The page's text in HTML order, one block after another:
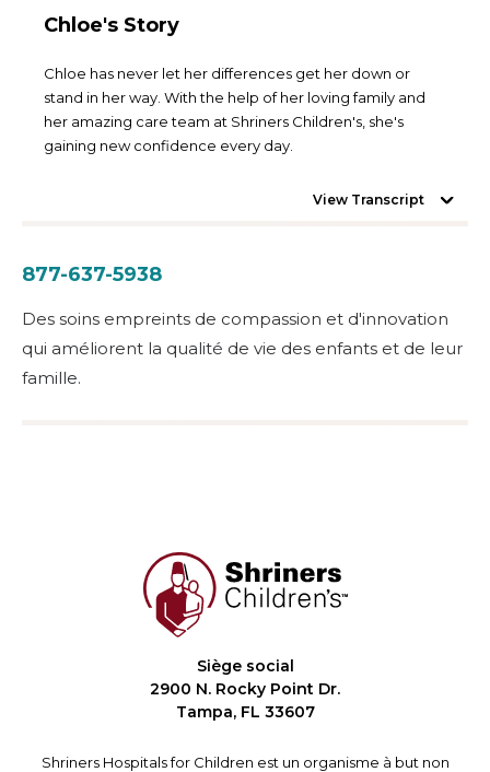
Chloe's Story
Chloe has never let her differences get her down or
stand in her way. With the help of her loving family and
her amazing care team at Shriners Children's, she's
gaining new confidence every day.
View Transcript
877-637-5938
Des soins empreints de compassion et d'innovation
qui améliorent la qualité de vie des enfants et de leur
famille.
Siège social
2900 N. Rocky Point Dr.
Tampa, FL 33607
Shriners Hospitals for Children est un organisme à but non